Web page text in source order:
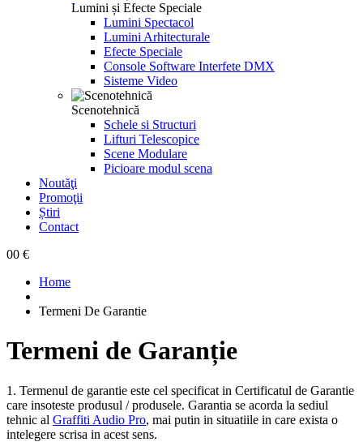
Lumini și Efecte Speciale
Lumini Spectacol
Lumini Arhitecturale
Efecte Speciale
Console Software Interfete DMX
Sisteme Video
Scenotehnică
Schele si Structuri
Lifturi Telescopice
Scene Modulare
Picioare modul scena
Noutăţi
Promoţii
Știri
Contact
00 €
Home
Termeni De Garantie
Termeni de Garanție
1. Termenul de garantie este cel specificat in Certificatul de Garantie
care insoteste produsul / produsele. Garantia se acorda la sediul
tehnic al Graffiti Audio Pro, mai putin in situatiile in care exista o
intelegere scrisa in acest sens.